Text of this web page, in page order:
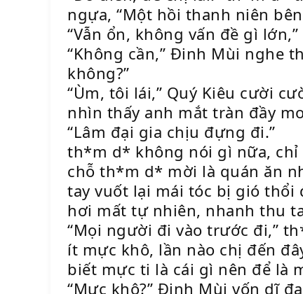
ngựa, “Một hồi thanh niên
“Vẫn ổn, không vấn đề gì
“Không cần,” Đinh Mùi nghe
không?”
“Ùm, tôi lái,” Quý Kiêu cười
nhìn thấy anh mắt tràn đầy
“Lâm đại gia chịu đựng đi.”
th*m d* không nói gì nữa, chỉ
chỗ th*m d* mời là quán ăn
tay vuốt lại mái tóc bị gió
hơi mất tự nhiên, nhanh thu
“Mọi người đi vào trước đi,”
ít mực khô, lần nào chị đến
biết mực ti là cái gì nên để là
“Mực khô?” Đinh Mùi vốn dĩ